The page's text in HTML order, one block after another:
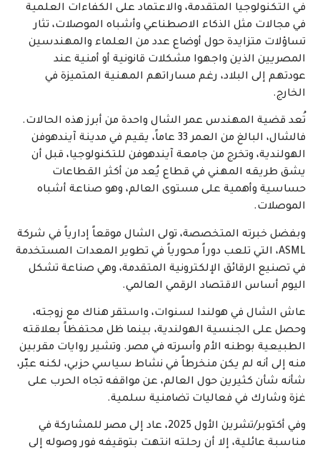
في التكنولوجيا المتقدمة، والاعتماد على الكفاءات العلمية
في مجالات مثل الذكاء الاصطناعي وأشباه الموصلات، تثار
تساؤلات متزايدة حول أوضاع عدد من العلماء والمهندسين
المصريين الذين واجهوا مشكلات قانونية أو أمنية عند
عودتهم إلى البلاد، رغم مساراتهم المهنية المتميزة في
الخارج.
تُعد قضية المهندس عمر الشال واحدة من أبرز هذه الحالات.
فالشال، البالغ من العمر 33 عاماً، يقيم في مدينة آيندهوفن
الهولندية، وتخرج من جامعة آيندهوفن للتكنولوجيا، قبل أن
يشق طريقه المهني في قطاع يُعد من أكثر القطاعات
حساسية وأهمية على مستوى العالم، وهو صناعة أشباه
الموصلات.
وبفضل خبرته المتخصصة، تولى الشال موقعاً إدارياً في شركة
ASML، التي تلعب دوراً محورياً في تطوير المعدات المستخدمة
في تصنيع الرقائق الإلكترونية المتقدمة، وهي صناعة تشكل
اليوم أساس الاقتصاد الرقمي العالمي.
عاش الشال في هولندا لسنوات، واستقر هناك مع زوجته،
وحصل على الجنسية الهولندية، بينما ظل محتفظاً بعلاقته
الطبيعية بوطنه الأم وأسرته في مصر. وتشير روايات مقربين
منه إلى أنه لم يكن منخرطاً في نشاط سياسي حزبي، لكنه عبّر،
شأنه شأن كثيرين حول العالم، عن مواقفه تجاه الحرب على
غزة وشارك في فعاليات تضامنية سلمية.
وفي أكتوبر/تشرين الأول 2025، عاد إلى مصر للمشاركة في
مناسبة عائلية، إلا أن رحلته انتهت بتوقيفه فور وصوله إلى